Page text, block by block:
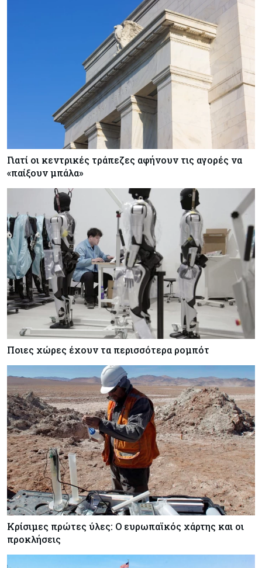
Γιατί οι κεντρικές τράπεζες αφήνουν τις αγορές να
«παίξουν μπάλα»
Ποιες χώρες έχουν τα περισσότερα ρομπότ
Κρίσιμες πρώτες ύλες: Ο ευρωπαϊκός χάρτης και οι
προκλήσεις